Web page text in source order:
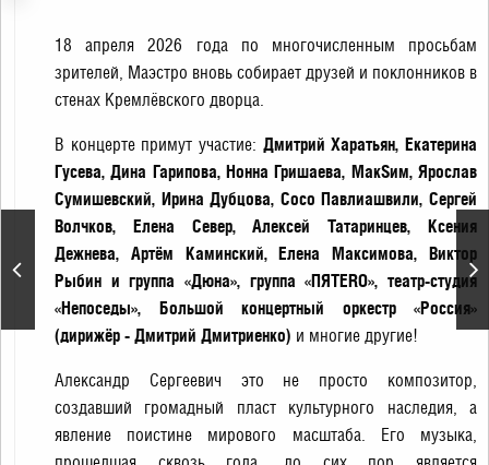
Концерт оркестра
«Московия» из цикла
«ГАРНА «Россия» им. Л.Г.
Зыкиной представляет»
18 апреля 2026 года по многочисленным просьбам
зрителей, Маэстро вновь собирает друзей и поклонников в
стенах Кремлёвского дворца.
В концерте примут участие: Дмитрий Харатьян, Екатерина
Гусева, Дина Гарипова, Нонна Гришаева, МакSим, Ярослав
Сумишевский, Ирина Дубцова, Сосо Павлиашвили, Сергей
Волчков, Елена Север, Алексей Татаринцев, Ксения
Дежнева, Артём Каминский, Елена Максимова, Виктор
Рыбин и группа «Дюна», группа «ПЯТЕRО», театр-студия
«Непоседы», Большой концертный оркестр «Россия»
(дирижёр - Дмитрий Дмитриенко) и многие другие!
Александр Сергеевич это не просто композитор,
создавший громадный пласт культурного наследия, а
явление поистине мирового масштаба. Его музыка,